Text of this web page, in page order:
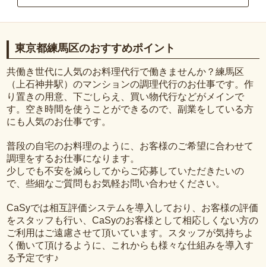
東京都練馬区のおすすめポイント
共働き世代に人気のお料理代行で働きませんか？練馬区
（上石神井駅）のマンションの調理代行のお仕事です。作
り置きの用意、下ごしらえ、買い物代行などがメインで
す。空き時間を使うことができるので、副業をしている方
にも人気のお仕事です。
普段の自宅のお料理のように、お客様のご希望に合わせて
調理をするお仕事になります。
少しでも不安を減らしてからご応募していただきたいの
で、些細なご質問もお気軽お問い合わせください。
CaSyでは相互評価システムを導入しており、お客様の評価
をスタッフも行い、CaSyのお客様として相応しくない方の
ご利用はご遠慮させて頂いています。スタッフが気持ちよ
く働いて頂けるように、これからも様々な仕組みを導入す
る予定です♪